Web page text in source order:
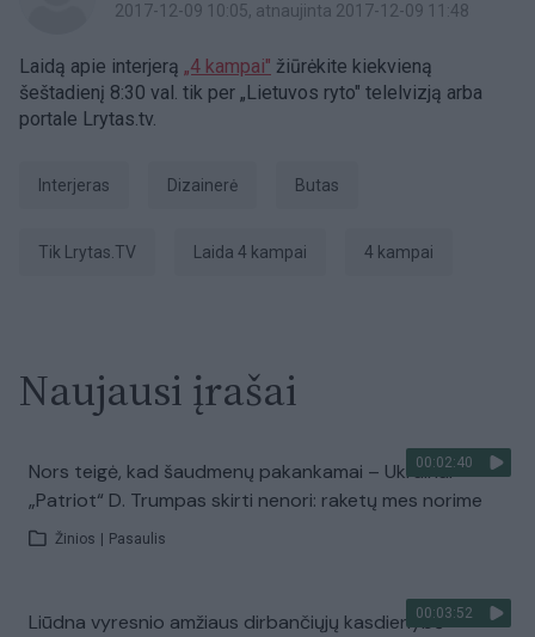
2017-12-09 10:05, atnaujinta 2017-12-09 11:48
Laidą apie interjerą „4 kampai" žiūrėkite kiekvieną
šeštadienį 8:30 val. tik per „Lietuvos ryto" telelvizją arba
portale Lrytas.tv.
Interjeras dizainerė Butas
tik Lrytas.TV Laida 4 kampai 4 kampai
Naujausi įrašai
00:02:40
Nors teigė, kad šaudmenų pakankamai – Ukrainai
„Patriot“ D. Trumpas skirti nenori: raketų mes norime
Žinios Pasaulis
00:03:52
Liūdna vyresnio amžiaus dirbančiųjų kasdienybė –